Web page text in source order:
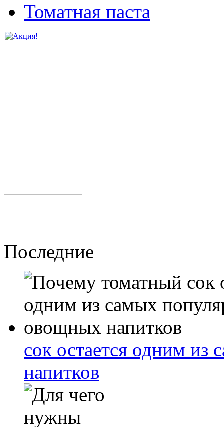
Томатная паста
Последние
сок остается одним
напитков